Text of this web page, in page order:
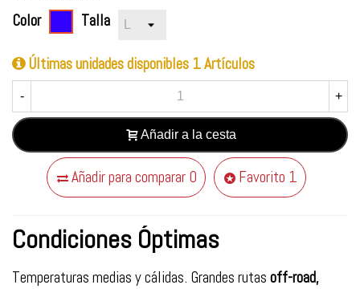
Color
Ocean
-
Green
Talla
Últimas unidades disponibles 1 Artículos
- +
Añadir a la cesta
Añadir para comparar 0 Favorito 1
Condiciones Óptimas
Temperaturas medias y cálidas. Grandes rutas off-road,